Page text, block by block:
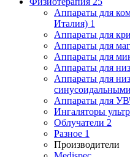
Аппараты для
Италия) 1
Аппараты для
Аппараты для
Аппараты для
Аппараты для
Аппараты для
Аппараты для
Ингаляторы
Облучатели 2
Разное 1
Производители